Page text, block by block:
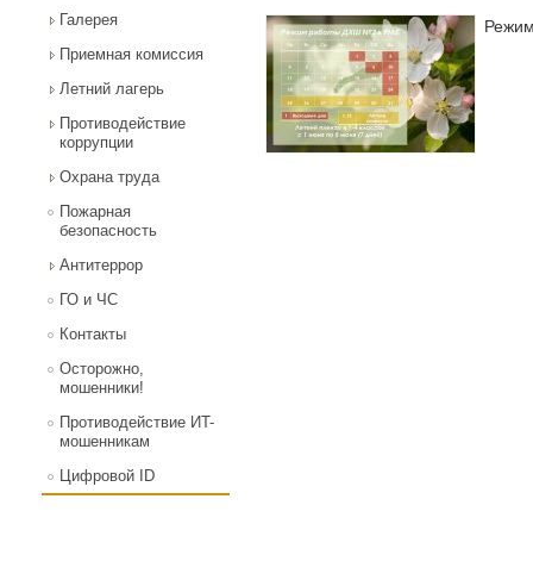
Галерея
Приемная комиссия
Летний лагерь
Противодействие
коррупции
Охрана труда
Пожарная
безопасность
Антитеррор
ГО и ЧС
Контакты
Осторожно,
мошенники!
Противодействие ИT-
мошенникам
Цифровой ID